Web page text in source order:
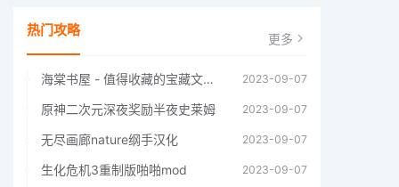
热门攻略 更多
海棠书屋 - 值得收藏的宝藏文学小说阅读，海棠线上文学城官方网站登录入口 2023-09-07
原神二次元深夜奖励半夜史莱姆 2023-09-07
无尽画廊nature纲手汉化 2023-09-07
生化危机3重制版啪啪mod 2023-09-07